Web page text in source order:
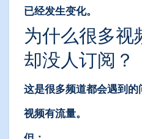
已经发生变化。
为什么很多视
却没人订阅？
这是很多频道都会遇到的
视频有流量。